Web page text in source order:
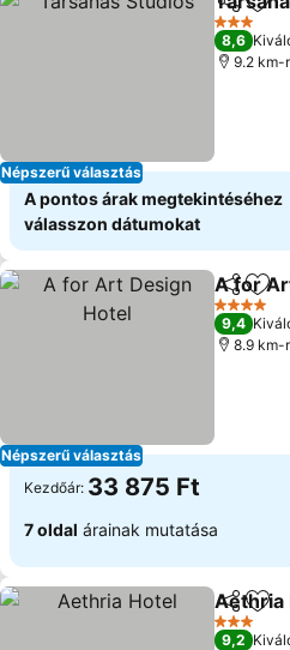
Népszerű választás
3
8,6
9.2 km-
A pontos árak megtekintéséhez
válasszon dátumokat
Népszerű választás
A for
4
9,4
8.9 km-
Kezdőár: 33 875 Ft
7 oldal árainak mutatása
Aethria
3
9,2